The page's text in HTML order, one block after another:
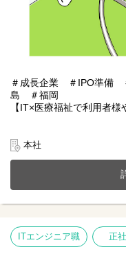
＃成長企業 ＃IPO準備
島 ＃福岡
【IT×医療福祉で利用者様
業、施設紹介事業またシ
今までのご経験やスキル
【仕事内容】人事総務業
１人一台ゆったりとした
る幅広い年齢層のメンバ
個々によって働き方も違
本社
ITエンジニア職 正